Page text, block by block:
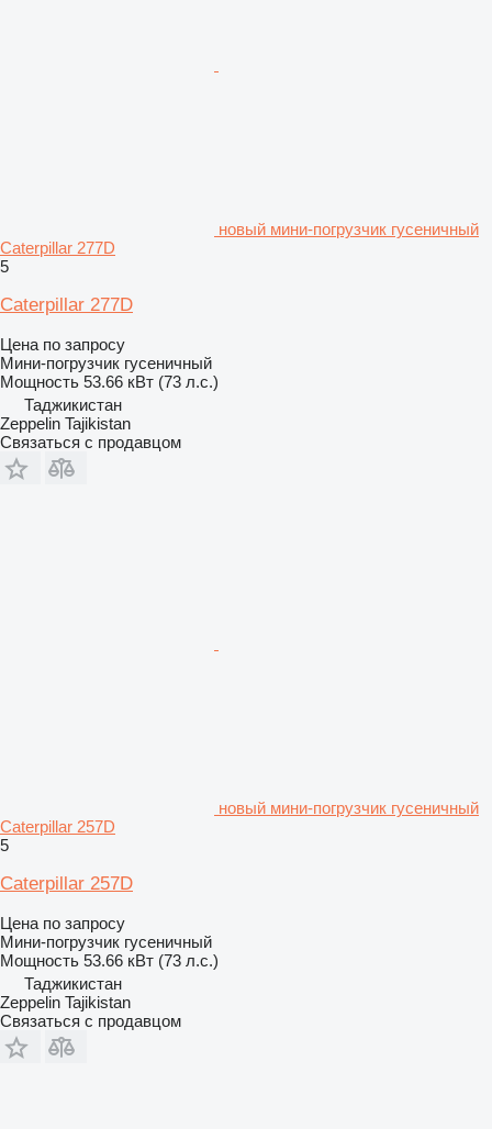
новый мини-погрузчик гусеничный
Caterpillar 277D
5
Caterpillar 277D
Цена по запросу
Мини-погрузчик гусеничный
Мощность 53.66 кВт (73 л.с.)
Таджикистан
Zeppelin Tajikistan
Связаться с продавцом
новый мини-погрузчик гусеничный
Caterpillar 257D
5
Caterpillar 257D
Цена по запросу
Мини-погрузчик гусеничный
Мощность 53.66 кВт (73 л.с.)
Таджикистан
Zeppelin Tajikistan
Связаться с продавцом